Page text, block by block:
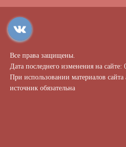
Все права защищены.
Дата последнего изменения на сайте:
При использовании материалов сайта
источник обязательна